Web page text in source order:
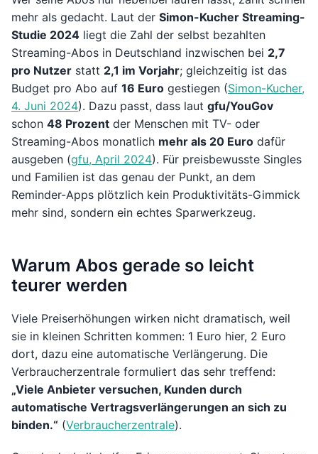
mehr als gedacht. Laut der Simon-Kucher Streaming-
Studie 2024 liegt die Zahl der selbst bezahlten
Streaming-Abos in Deutschland inzwischen bei 2,7
pro Nutzer statt 2,1 im Vorjahr; gleichzeitig ist das
Budget pro Abo auf 16 Euro gestiegen (Simon-Kucher,
4. Juni 2024). Dazu passt, dass laut gfu/YouGov
schon 48 Prozent der Menschen mit TV- oder
Streaming-Abos monatlich mehr als 20 Euro dafür
ausgeben (gfu, April 2024). Für preisbewusste Singles
und Familien ist das genau der Punkt, an dem
Reminder-Apps plötzlich kein Produktivitäts-Gimmick
mehr sind, sondern ein echtes Sparwerkzeug.
Warum Abos gerade so leicht
teurer werden
Viele Preiserhöhungen wirken nicht dramatisch, weil
sie in kleinen Schritten kommen: 1 Euro hier, 2 Euro
dort, dazu eine automatische Verlängerung. Die
Verbraucherzentrale formuliert das sehr treffend:
„Viele Anbieter versuchen, Kunden durch
automatische Vertragsverlängerungen an sich zu
binden.“ (Verbraucherzentrale).